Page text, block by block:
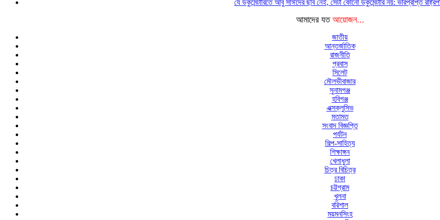
যে ডকুমেন্টারিতে আবু সাঈদের ছবি নেই, সেটা কোনো ডকুমেন্টারি নয়: ভারপ্রাপ্ত
আমাদের যত আয়োজন...
জাতীয়
আন্তর্জাতিক
রাজনীতি
প্রবাস
সিলেট
মৌলভীবাজার
সুনামগঞ্জ
হবিগঞ্জ
এক্সক্লুসিভ
মতামত
সংবাদ বিজ্ঞপ্তি
পর্যটন
শিল্প-সাহিত্য
শিক্ষাঙ্গন
খেলাধুলা
চিত্র বিচিত্র
ঢাকা
চট্টগ্রাম
খুলনা
বরিশাল
ময়মনসিংহ